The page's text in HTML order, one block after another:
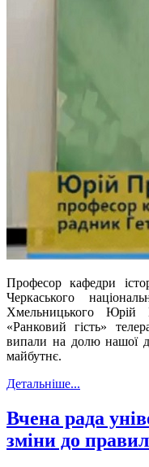
Професор кафедри
Черкаського
Хмельницького Юрій
«Ранковий гість»
випали на долю нашої
майбутнє.
Детальніше...
Вчена рада
зміни до